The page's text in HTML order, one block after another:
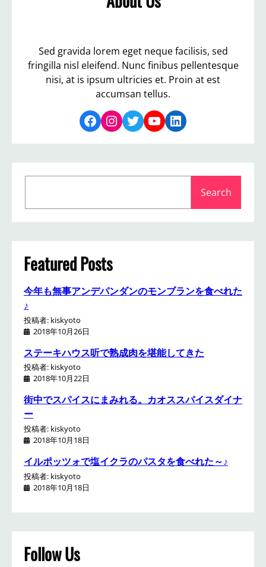
Sed gravida lorem eget neque facilisis, sed
fringilla nisl eleifend. Nunc finibus pellentesque
nisi, at is ipsum ultricies et. Proin at est
accumsan tellus.
Facebook Instagram Twitter YouTube LinkedIn
a
r
c
h
Search
Featured Posts
今年も無事アンデパンダンのモンブランを食べれた
♪
投稿者: kiskyoto
2018年10月26日
ステーキハウス听で熟成肉を堪能してきた
投稿者: kiskyoto
2018年10月22日
街中でスパイスにまみれる。カオススパイスダイナ
ー
投稿者: kiskyoto
2018年10月18日
イルポッツォで塩イクラのパスタを食べれた～♪
投稿者: kiskyoto
2018年10月18日
Follow Us